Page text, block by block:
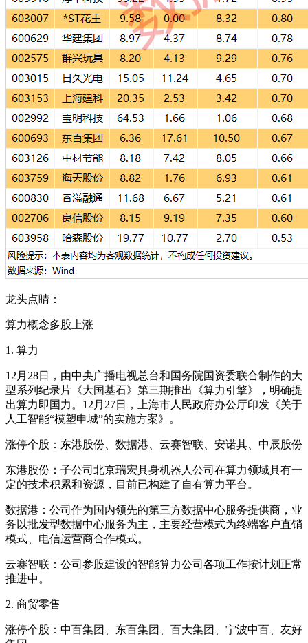
龙头点睛：
算力概念多股上涨
1. 算力
12月28日，由中央广播电视总台和国务院国资委联合制作的大
型系列纪录片《大国基石》第三期推出《算力引擎》，明确提
出算力即国力。12月27日，上海市人民政府办公厅印发《关于
人工智能“模塑申城”的实施方案》。
涨停个股：东港股份、数据港、云赛智联、安诺其、中辰股份
东港股份：子公司北京瑞宏具身机器人公司在算力领域具有一
定的技术积累和资源，目前已构建了自有算力平台。
数据港：公司作为国内领先的第三方数据中心服务提供商，业
务以批发型数据中心服务为主，主要经营模式为终端客户直销
模式、电信运营商合作模式。
云赛智联：公司参股建设的智能算力公司各项工作按计划正常
推进中。
2. 商贸零售
涨停个股：中百集团、东百集团、百大集团、宁波中百、友好